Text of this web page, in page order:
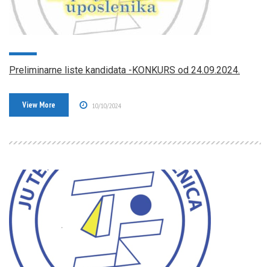
Preliminarne liste kandidata -KONKURS od 24.09.2024.
View More 10/10/2024